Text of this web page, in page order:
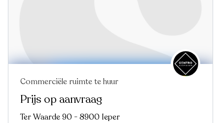
Commerciële ruimte te huur
Prijs op aanvraag
Ter Waarde 90 - 8900 Ieper